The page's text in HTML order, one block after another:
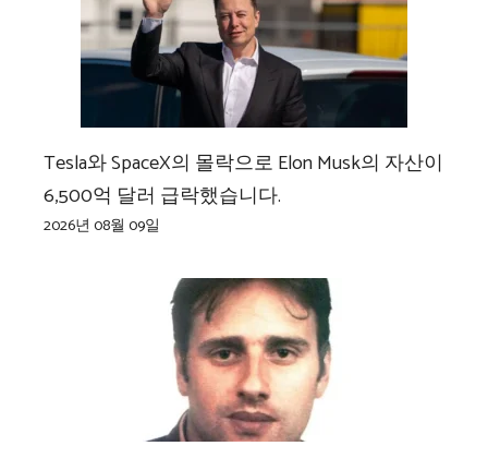
Tesla와 SpaceX의 몰락으로 Elon Musk의 자산이
6,500억 달러 급락했습니다.
2026년 08월 09일